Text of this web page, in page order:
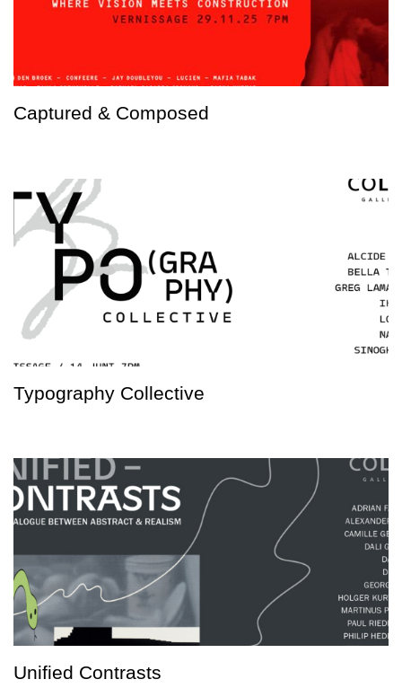
Captured & Composed
Typography Collective
Unified Contrasts